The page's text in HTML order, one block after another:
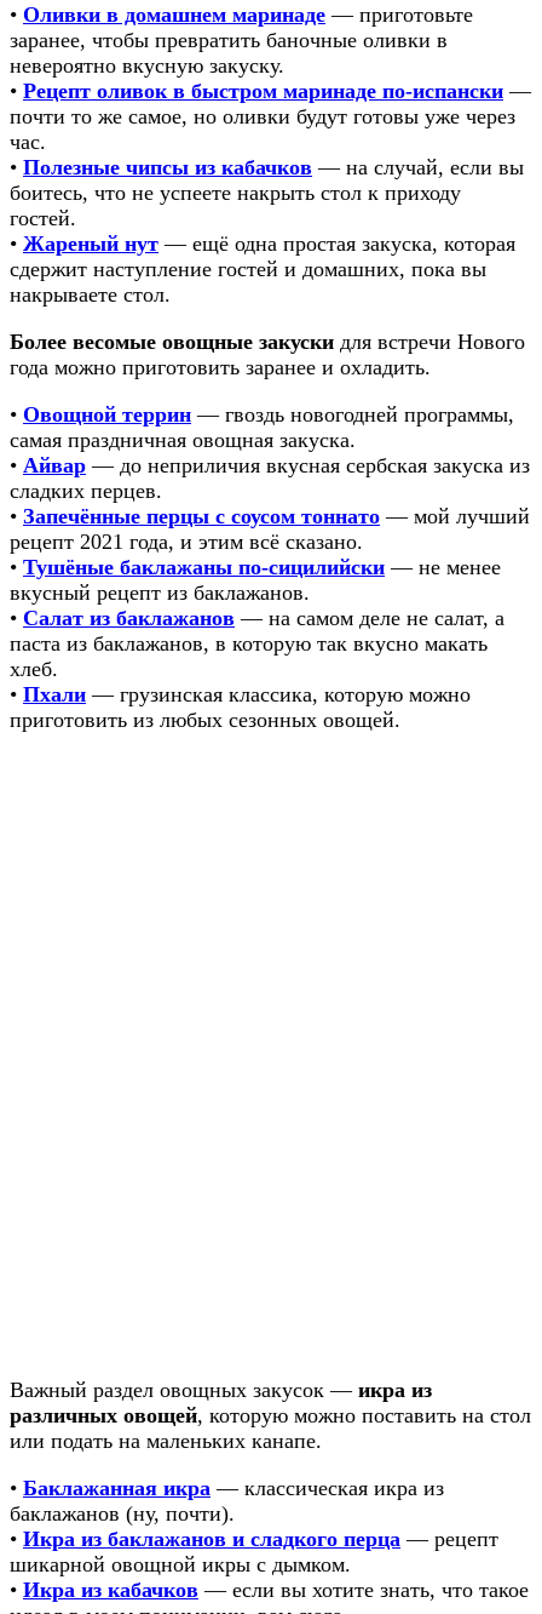
• Оливки в домашнем маринаде — приготовьте
заранее, чтобы превратить баночные оливки в
невероятно вкусную закуску.
• Рецепт оливок в быстром маринаде по-испански —
почти то же самое, но оливки будут готовы уже через
час.
• Полезные чипсы из кабачков — на случай, если вы
боитесь, что не успеете накрыть стол к приходу
гостей.
• Жареный нут — ещё одна простая закуска, которая
сдержит наступление гостей и домашних, пока вы
накрываете стол.
Более весомые овощные закуски для встречи Нового
года можно приготовить заранее и охладить.
• Овощной террин — гвоздь новогодней программы,
самая праздничная овощная закуска.
• Айвар — до неприличия вкусная сербская закуска из
сладких перцев.
• Запечённые перцы с соусом тоннато — мой лучший
рецепт 2021 года, и этим всё сказано.
• Тушёные баклажаны по-сицилийски — не менее
вкусный рецепт из баклажанов.
• Салат из баклажанов — на самом деле не салат, а
паста из баклажанов, в которую так вкусно макать
хлеб.
• Пхали — грузинская классика, которую можно
приготовить из любых сезонных овощей.
Важный раздел овощных закусок — икра из
различных овощей, которую можно поставить на стол
или подать на маленьких канапе.
• Баклажанная икра — классическая икра из
баклажанов (ну, почти).
• Икра из баклажанов и сладкого перца — рецепт
шикарной овощной икры с дымком.
• Икра из кабачков — если вы хотите знать, что такое